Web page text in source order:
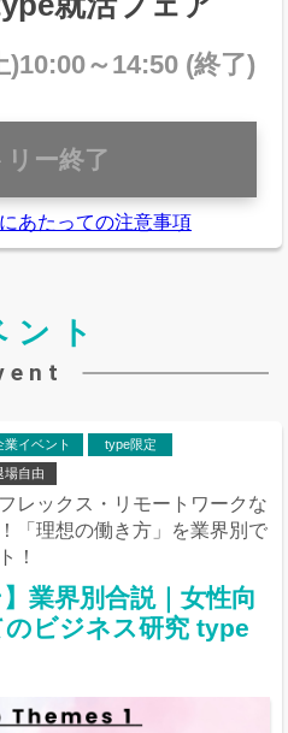
)10:00～14:50 (終了)
ー終了
あたっての注意事項
ント
業イベント
type限定
場自由
レックス・リモートワークな
「理想の働き方」を業界別で
！
業界別合説｜女性向
ビジネス研究 type